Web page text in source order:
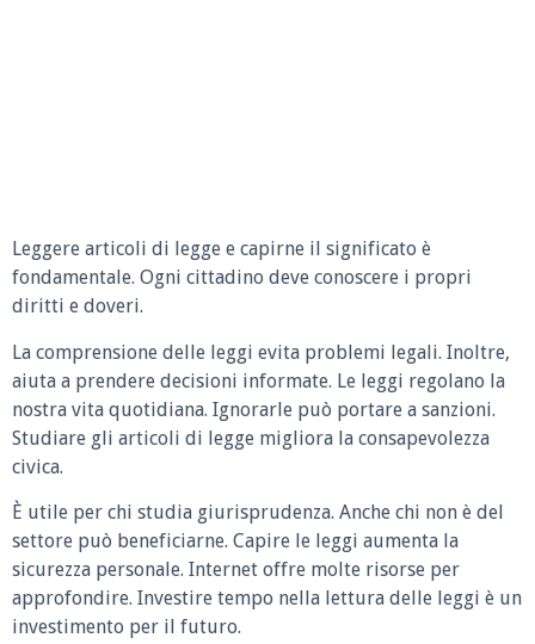
Leggere articoli di legge e capirne il significato è
fondamentale. Ogni cittadino deve conoscere i propri
diritti e doveri.
La comprensione delle leggi evita problemi legali. Inoltre,
aiuta a prendere decisioni informate. Le leggi regolano la
nostra vita quotidiana. Ignorarle può portare a sanzioni.
Studiare gli articoli di legge migliora la consapevolezza
civica.
È utile per chi studia giurisprudenza. Anche chi non è del
settore può beneficiarne. Capire le leggi aumenta la
sicurezza personale. Internet offre molte risorse per
approfondire. Investire tempo nella lettura delle leggi è un
investimento per il futuro.